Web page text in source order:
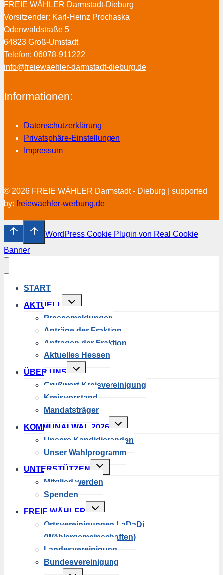
FREIE WÄHLER Darmstadt-Dieburg
Vorsitzender: Karl-Heinz Prochaska
Odenwaldstraße 5
64823 Groß-Umstadt
Telefon: 06078-911222
info@freiewaehler-darmstadt-dieburg.de
Informationen:
Datenschutzerklärung
Privatsphäre-Einstellungen
Impressum
© 2026 FREIE WÄHLER Darmstadt - Dieburg | supported
by: freiewaehler-werbung.de
WordPress Cookie Plugin von Real Cookie
Banner
START
AKTUELL
Untermenü
umschalten
Pressemeldungen
Anträge der Fraktion
Anfragen der Fraktion
Aktuelles Hessen
ÜBER UNS
Untermenü
umschalten
Grußwort Kreisvereinigung
Kreisvorstand
Mandatsträger
KOMMUNALWAL 2026
Untermenü
umschalten
Unsere Kandidierenden
Unser Wahlprogramm
UNTERSTÜTZEN
Untermenü
umschalten
Mitglied werden
Spenden
FREIE WÄHLER
Untermenü
umschalten
Ortsvereinigungen LaDaDi
(Wählergemeinschaften)
Landesvereinigung
Bundesvereinigung
Untermenü